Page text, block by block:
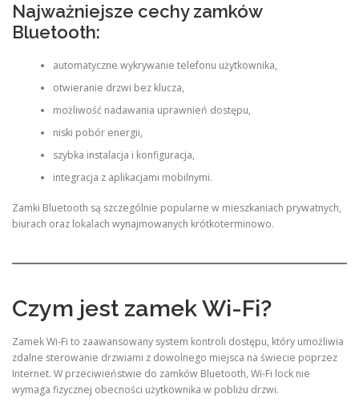
Najważniejsze cechy zamków
Bluetooth:
automatyczne wykrywanie telefonu użytkownika,
otwieranie drzwi bez klucza,
możliwość nadawania uprawnień dostępu,
niski pobór energii,
szybka instalacja i konfiguracja,
integracja z aplikacjami mobilnymi.
Zamki Bluetooth są szczególnie popularne w mieszkaniach prywatnych,
biurach oraz lokalach wynajmowanych krótkoterminowo.
Czym jest zamek Wi-Fi?
Zamek Wi-Fi to zaawansowany system kontroli dostępu, który umożliwia
zdalne sterowanie drzwiami z dowolnego miejsca na świecie poprzez
Internet. W przeciwieństwie do zamków Bluetooth, Wi-Fi lock nie
wymaga fizycznej obecności użytkownika w pobliżu drzwi.